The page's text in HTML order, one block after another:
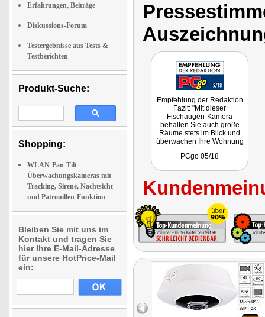
Erfahrungen, Beiträge
Diskussions-Forum
Testergebnisse aus Tests &
Testberichten
Produkt-Suche:
Shopping:
WLAN-Pan-Tilt-
Überwachungskameras mit
Tracking, Sirene, Nachtsicht
und Patrouillen-Funktion
Bleiben Sie mit uns im
Kontakt und tragen Sie
hier Ihre E-Mail-Adresse
für unsere HotPrice-Mail
ein:
Empfehlung der Redaktion
Fazit: "Mit dieser
Fischaugen-Kamera
behalten Sie auch große
Räume stets im Blick und
überwachen Ihre Wohnung
auf der Welt."
PCgo 05/18